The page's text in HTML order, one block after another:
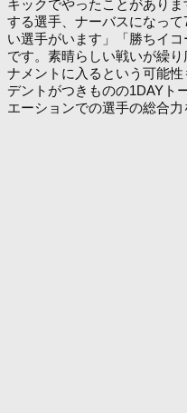
キックでやったことがあり
する選手、ナーバスになっ
い選手がいます」「勝ちイ
です。素晴らしい戦いが繰
ナメントに入るという可能
デントがつきものの1DAYト
エーションでの選手の総合力